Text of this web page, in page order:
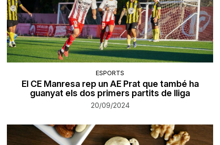
ESPORTS
El CE Manresa rep un AE Prat que també ha
guanyat els dos primers partits de lliga
20/09/2024